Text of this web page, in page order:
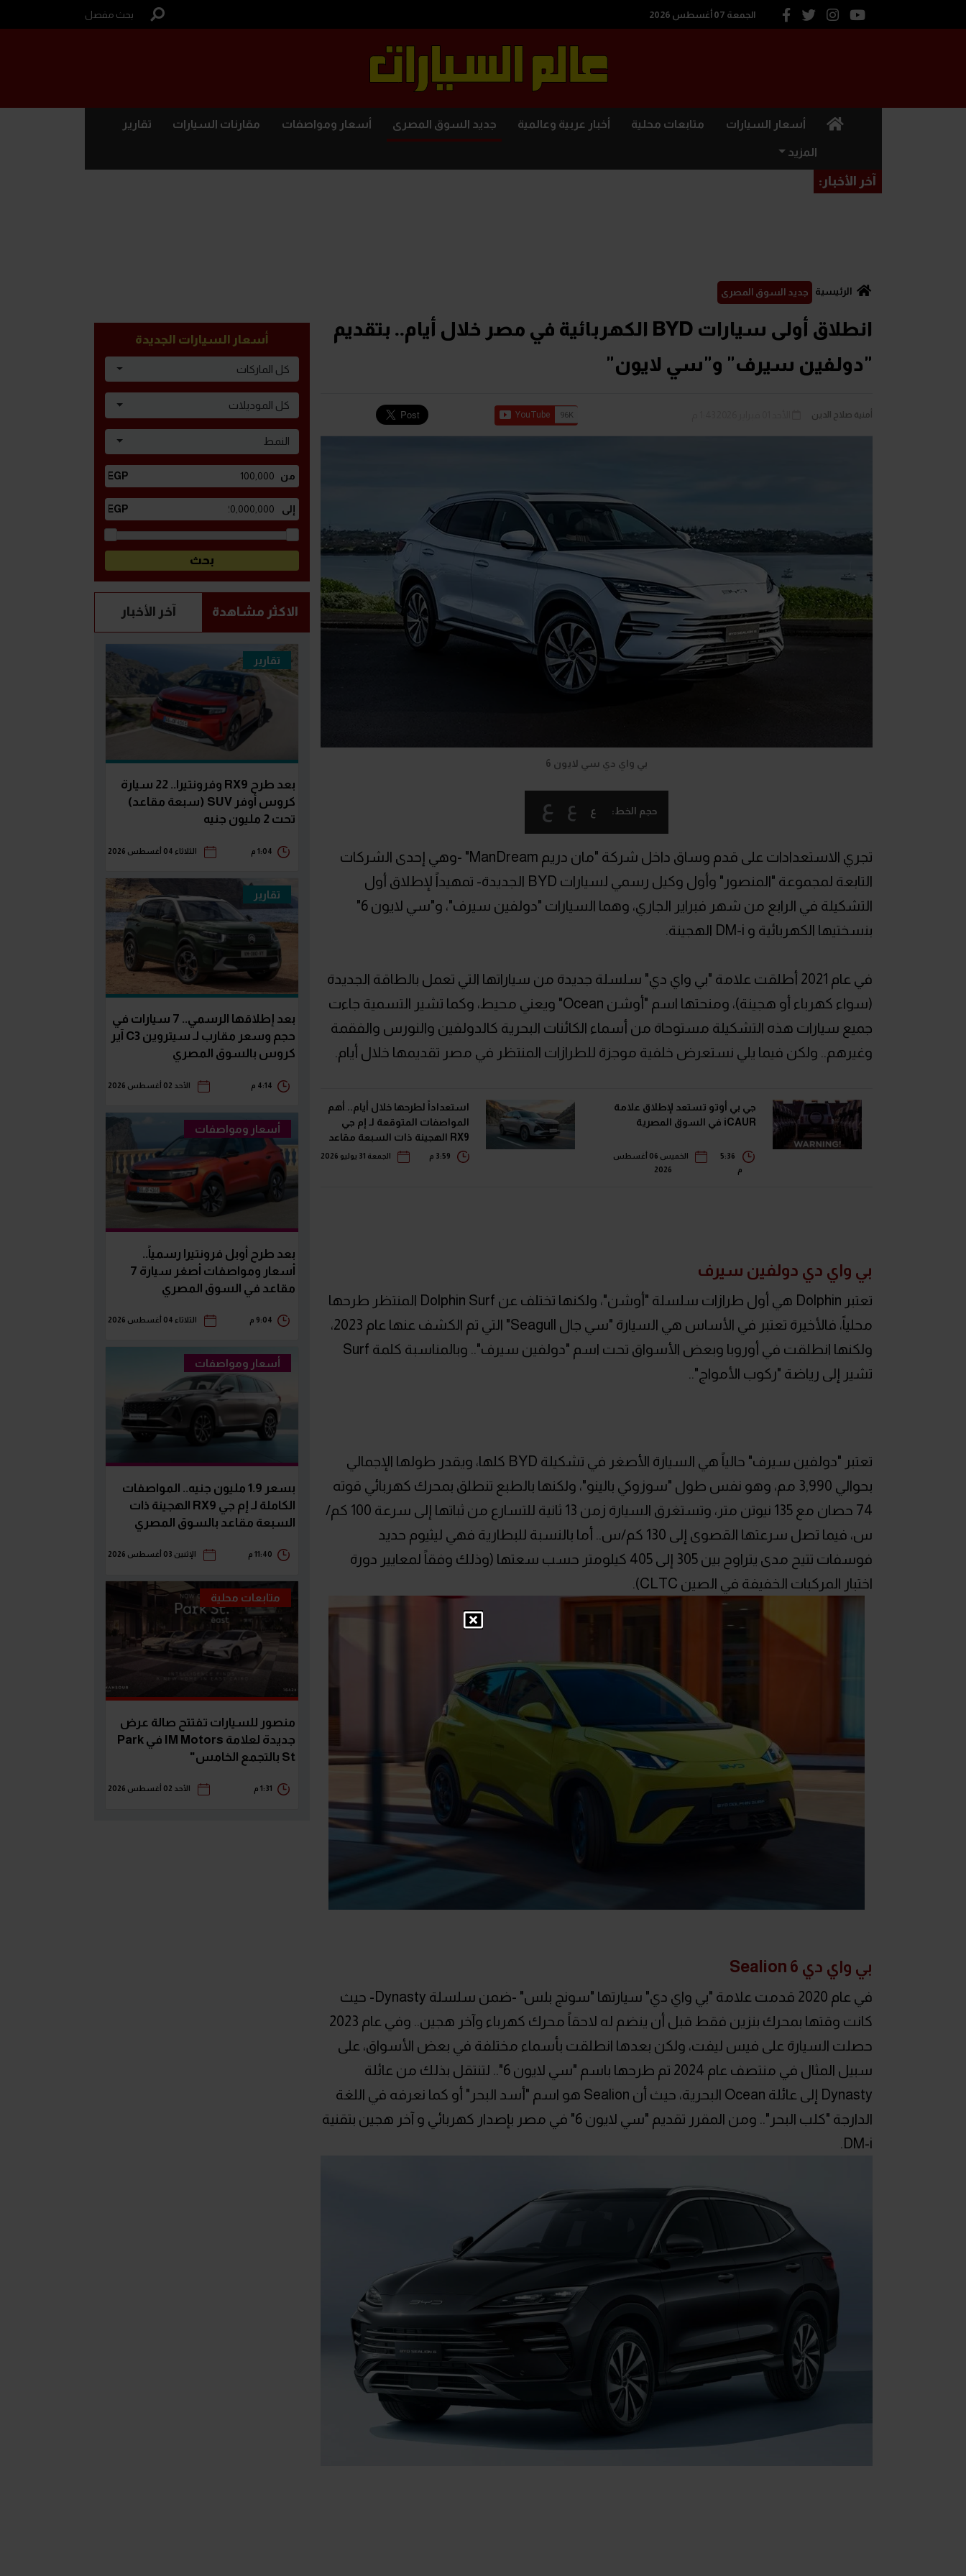
الجمعة 07 أغسطس 2026 بحث مفصل
(current) أسعار السيارات متابعات محلية أخبار عربية وعالمية جديد السوق المصرى أسعار ومواصفات مقارنات السيارات تقارير
المزيد
آخر الأخبار:
الرئيسية جديد السوق المصرى
انطلاق أولى سيارات BYD الكهربائية في مصر خلال أيام.. بتقديم
"دولفين سيرف" و"سي لايون"
أمنية صلاح الدين
بي واي دي سي لايون 6
حجم الخط: ع ع ع
تجري الاستعدادات على قدم وساق داخل شركة "مان دريم ManDream" -وهي إحدى الشركات
التابعة لمجموعة "المنصور" وأول وكيل رسمي لسيارات BYD الجديدة- تمهيداً لإطلاق أول
التشكيلة في الرابع من شهر فبراير الجاري، وهما السيارات "دولفين سيرف"، و"سي لايون 6"
بنسختيها الكهربائية و DM-i الهجينة.
في عام 2021 أطلقت علامة "بي واي دي" سلسلة جديدة من سياراتها التي تعمل بالطاقة الجديدة
(سواء كهرباء أو هجينة)، ومنحتها اسم "أوشن Ocean" ويعني محيط، وكما تشير التسمية جاءت
جميع سيارات هذه التشكيلة مستوحاة من أسماء الكائنات البحرية كالدولفين والنورس والفقمة
وغيرهم.. ولكن فيما يلي نستعرض خلفية موجزة للطرازات المنتظر في مصر تقديمها خلال أيام.
جي بي أوتو تستعد لإطلاق علامة
iCAUR في السوق المصرية
5:36
م
الخميس 06 أغسطس
2026
استعداداً لطرحها خلال أيام.. أهم
المواصفات المتوقعة لـ إم جي
RX9 الهجينة ذات السبعة مقاعد
الجمعة 31 يوليو 2026
بي واي دي دولفين سيرف
تعتبر Dolphin هي أول طرازات سلسلة "أوشن"، ولكنها تختلف عن Dolphin Surf المنتظر طرحها
محلياً، فالأخيرة تعتبر في الأساس هي السيارة "سي جال Seagull" التي تم الكشف عنها عام 2023،
ولكنها انطلقت في أوروبا وبعض الأسواق تحت اسم "دولفين سيرف".. وبالمناسبة كلمة Surf
تشير إلى رياضة "ركوب الأمواج"..
تعتبر "دولفين سيرف" حالياً هي السيارة الأصغر في تشكيلة BYD كلها، ويقدر طولها الإجمالي
بحوالي 3,990 مم، وهو نفس طول "سوزوكي بالينو"، ولكنها بالطبع تنطلق بمحرك كهربائي قوته
74 حصان مع 135 نيوتن متر، وتستغرق السيارة زمن 13 ثانية للتسارع من ثباتها إلى سرعة 100 كم/
س، فيما تصل سرعتها القصوى إلى 130 كم/س.. أما بالنسبة للبطارية فهي ليثيوم حديد
فوسفات تتيح مدى يتراوح بين 305 إلى 405 كيلومتر حسب سعتها (وذلك وفقاً لمعايير دورة
اختبار المركبات الخفيفة في الصين CLTC).
بي واي دي Sealion 6
في عام 2020 قدمت علامة "بي واي دي" سيارتها "سونج بلس" -ضمن سلسلة Dynasty- حيث
كانت وقتها بمحرك بنزين فقط قبل أن ينضم له لاحقاً محرك كهرباء وآخر هجين.. وفي عام 2023
حصلت السيارة على فيس ليفت، ولكن بعدها انطلقت بأسماء مختلفة في بعض الأسواق، على
سبيل المثال في منتصف عام 2024 تم طرحها باسم "سي لايون 6".. لتنتقل بذلك من عائلة
Dynasty إلى عائلة Ocean البحرية، حيث أن Sealion هو اسم "أسد البحر" أو كما نعرفه في اللغة
الدارجة "كلب البحر".. ومن المقرر تقديم "سي لايون 6" في مصر بإصدار كهربائي و آخر هجين بتقنية
DM-i.
أسعار السيارات الجديدة
كل الماركات
كل الموديلات
النمط
الاكثر مشاهدة آخر الأخبار
تقارير
بعد طرح RX9 وفرونتيرا.. 22 سيارة
كروس أوفر SUV (سبعة مقاعد)
تحت 2 مليون جنيه
1:04 م الثلاثاء 04 أغسطس 2026
تقارير
بعد إطلاقها الرسمي.. 7 سيارات في
حجم وسعر مقارب لـ سيتروين C3 آير
كروس بالسوق المصري
4:14 م الأحد 02 أغسطس 2026
أسعار ومواصفات
بعد طرح أوبل فرونتيرا رسمياً..
أسعار ومواصفات أصغر سيارة 7
مقاعد في السوق المصري
9:04 م الثلاثاء 04 أغسطس 2026
أسعار ومواصفات
بسعر 1.9 مليون جنيه.. المواصفات
الكاملة لـ إم جي RX9 الهجينة ذات
السبعة مقاعد بالسوق المصري
11:40 م الإثنين 03 أغسطس 2026
متابعات محلية
منصور للسيارات تفتتح صالة عرض
جديدة لعلامة IM Motors في Park
St بالتجمع الخامس"
1:31 م الأحد 02 أغسطس 2026